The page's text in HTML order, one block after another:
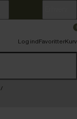
Log indFavoritterKurv